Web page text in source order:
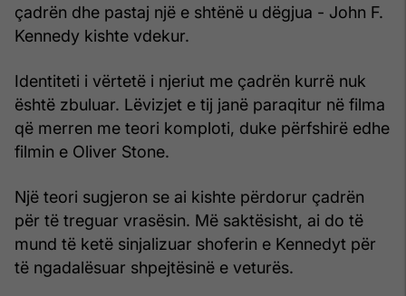
çadrën dhe pastaj një e shtënë u dëgjua - John F.
Kennedy kishte vdekur.
Identiteti i vërtetë i njeriut me çadrën kurrë nuk
është zbuluar. Lëvizjet e tij janë paraqitur në filma
që merren me teori komploti, duke përfshirë edhe
filmin e Oliver Stone.
Një teori sugjeron se ai kishte përdorur çadrën
për të treguar vrasësin. Më saktësisht, ai do të
mund të ketë sinjalizuar shoferin e Kennedyt për
të ngadalësuar shpejtësinë e veturës.